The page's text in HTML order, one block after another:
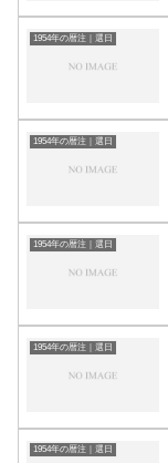
1954年の暦注｜選日
1954年の暦注｜選日
1954年の暦注｜選日
1954年の暦注｜選日
1954年の暦注｜選日